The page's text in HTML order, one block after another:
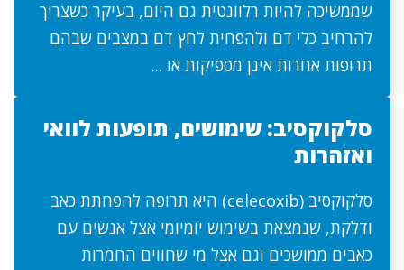
שממשיכה להיות רלוונטית גם היום, בעיקר כשצריך
להרחיב כלי דם ולהפחית לחץ דם במצבים שבהם
תרופות אחרות אינן מספיקות או ...
סלקוקסיב: שימושים, תופעות לוואי
ואזהרות
סלקוקסיב (celecoxib) היא תרופה להפחתת כאב
ודלקת, שנמצאת בשימוש יומיומי אצל אנשים עם
כאבים ממושכים וגם אצל מי שחווים החמרות